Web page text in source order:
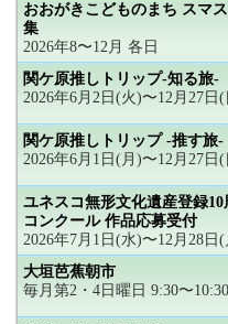
おおがきこどものまち スマ
集
2026年8〜12月 各日
関ケ原推しトリップ-知る旅-
2026年6月2日(火)〜12月27日(
関ケ原推しトリップ -推す旅-
2026年6月1日(月)〜12月27日(
ユネスコ無形文化遺産登録
コンクール 作品応募受付
2026年7月1日(水)〜12月28日(
大垣芭蕉朝市
毎月第2・4日曜日 9:30〜10:30